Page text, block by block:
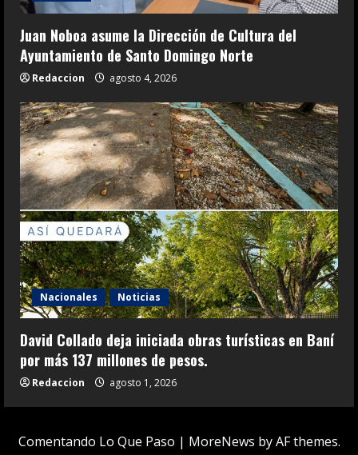
Juan Noboa asume la Dirección de Cultura del
Ayuntamiento de Santo Domingo Norte
Redaccion agosto 4, 2026
Nacionales Noticias
David Collado deja iniciada obras turísticas en Baní
por más 137 millones de pesos.
Redaccion agosto 1, 2026
Comentando Lo Que Paso | MoreNews by AF themes.